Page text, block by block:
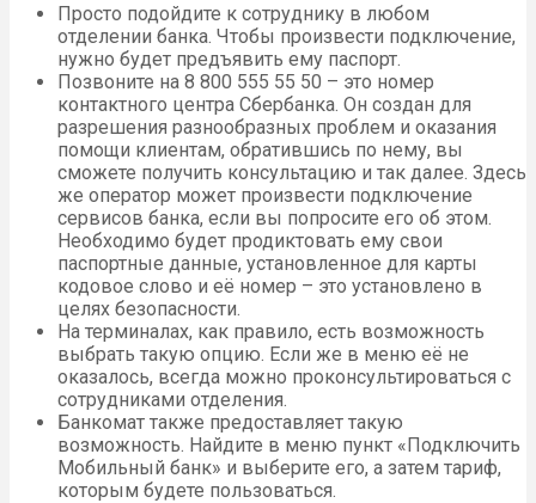
Просто подойдите к сотруднику в любом
отделении банка. Чтобы произвести подключение,
нужно будет предъявить ему паспорт.
Позвоните на 8 800 555 55 50 – это номер
контактного центра Сбербанка. Он создан для
разрешения разнообразных проблем и оказания
помощи клиентам, обратившись по нему, вы
сможете получить консультацию и так далее. Здесь
же оператор может произвести подключение
сервисов банка, если вы попросите его об этом.
Необходимо будет продиктовать ему свои
паспортные данные, установленное для карты
кодовое слово и её номер – это установлено в
целях безопасности.
На терминалах, как правило, есть возможность
выбрать такую опцию. Если же в меню её не
оказалось, всегда можно проконсультироваться с
сотрудниками отделения.
Банкомат также предоставляет такую
возможность. Найдите в меню пункт «Подключить
Мобильный банк» и выберите его, а затем тариф,
которым будете пользоваться.